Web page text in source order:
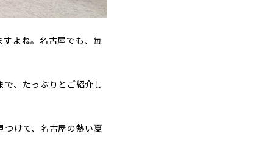
よね。名古屋でも、毎
、たっぷりとご紹介し
けて、名古屋の熱い夏